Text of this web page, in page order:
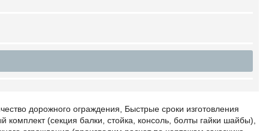
дорожного ограждения, Быстрые сроки изготовления
комплект (секция балки, стойка, консоль, болты гайки шайбы),